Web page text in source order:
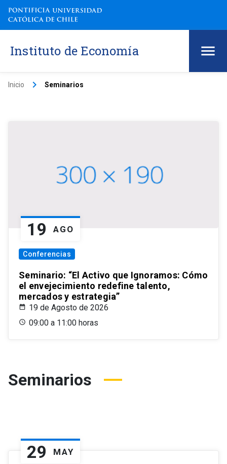
Instituto de Economía
Inicio keyboard_arrow_right Seminarios
19 AGO
Conferencias
Seminario: “El Activo que Ignoramos: Cómo
el envejecimiento redefine talento,
mercados y estrategia”
19 de Agosto de 2026
09:00 a 11:00 horas
Seminarios
29 MAY